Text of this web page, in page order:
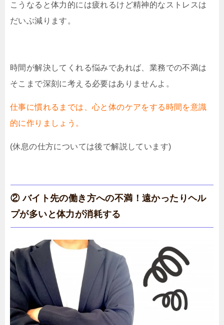
こうなると体力的には疲れるけど精神的なストレスは
だいぶ減ります。
時間が解決してくれる悩みであれば、業務での不満は
そこまで深刻に考える必要はありませんよ。
仕事に慣れるまでは、心と体のケアをする時間を意識
的に作りましょう。
(休息の仕方については後で解説しています)
② バイト先の働き方への不満！遠かったりヘル
プが多いと体力が消耗する